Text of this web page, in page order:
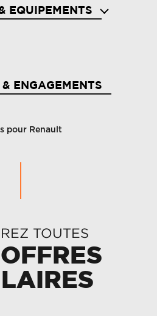
EQUIPEMENTS
ENGAGEMENTS
pour Renault
TOUTES